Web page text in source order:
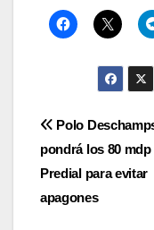
de
entradas
Polo
pondrá los 80 mdp
Predial para evitar
apagones